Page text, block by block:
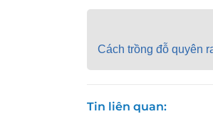
Cách trồng đỗ quyên
Tin liên quan